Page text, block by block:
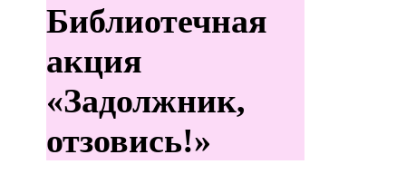
Библиотечная
акция
«Задолжник,
отзовись!»